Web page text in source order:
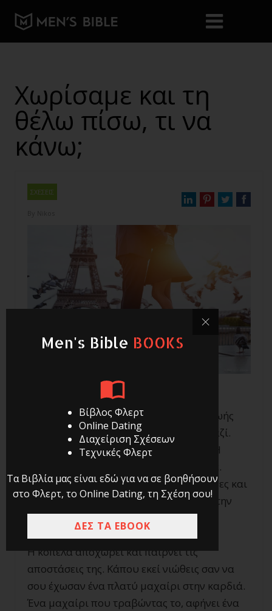
Χωρίσαμε και τη
θέλω πίσω, τι να
κάνω;
ΣΧΕΣΕΙΣ
Νόμιζες ότι είχες βρει τη γυναίκα της ζωής
σου. Πίστευες ότι θα είστε για πάντα μαζί.
Ξαφνικά όμως σκάει το απροσδόκητο. Η
.
Μένεις αποσβολωμένος. Δεν το περίμενες και
αναρωτιέσαι τί μπορεί να συνέβη που την
οδήγησε στην απόφαση αυτή.
Η κοπέλα αποχωρεί και παίρνει τις
αποστάσεις της. Κάπου εκεί νιώθεις σαν να
σου έχωσαν ένα πλατύ μαχαίρι στην καρδιά.
Ένα μαχαίρι που τραβώντας το, αφήνει ένα
Men's Bible BOOKS
Βίβλος Φλερτ
Online Dating
Διαχείριση Σχέσεων
Τεχνικές Φλερτ
Τα Βιβλία μας είναι εδώ για να σε βοηθήσουν
στο Φλερτ, το Online Dating, τη Σχέση σου!
ΔΕΣ ΤΑ EBOOK